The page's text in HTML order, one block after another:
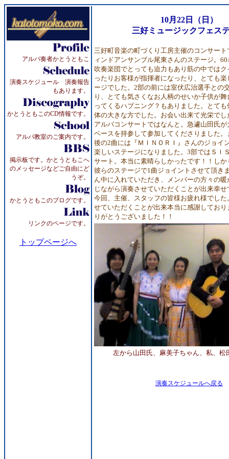
アルパ奏者かとうともこ
演奏スケジュール 演奏報告
もあります。
かとうともこのCD情報です。
アルパ教室のご案内です。
掲示板です。かとうともこへ
のメッセージなどご自由にど
うぞ。
かとうともこのブログです。
リンクのページです。
トップページへ
10月22日（日）
三好ミュージックフェス
三好町音楽の町づくり工房主催のコンサート
ィンドアンサンブル尾東さんのステージ。
吹奏楽団でとっても迫力もあり筋の中ではク
ったりお客様が指揮者になったり、とても楽
ージでした。2部の前には室伏広治選手との
り、とても気さくなお人柄のせいか子供が舞
ってくるハプニング？もありました。とても
体の大きな方でした。お会い出来て光栄でし
アルパコンサートではなんと。急遽山田氏が
ベースを持参して参加してくださりました。
後の2曲には『ＭＩＮＯＲＩ』さんのジョイ
楽しいステージになりました。3部ではＳＩ
サート。本当に素晴らしかったです！！しか
彼らのステージで1曲ジョイントさせて頂き
ん中に入れていただき、メンバーの方々の暖
じながら演奏させていただくことが出来幸せ
今回、主催、スタッフの皆様お疲れ様でした
せていただくことが出来本当に感謝しており
りがとうございました！！
左から山田氏、麻美子ちゃん、私、松
演奏スケジュールへ戻る